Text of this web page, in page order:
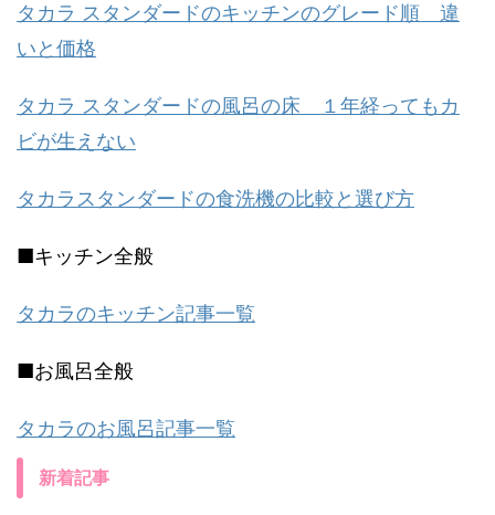
タカラ スタンダードのキッチンのグレード順 違
いと価格
タカラ スタンダードの風呂の床 １年経ってもカ
ビが生えない
タカラスタンダードの食洗機の比較と選び方
■キッチン全般
タカラのキッチン記事一覧
■お風呂全般
タカラのお風呂記事一覧
新着記事